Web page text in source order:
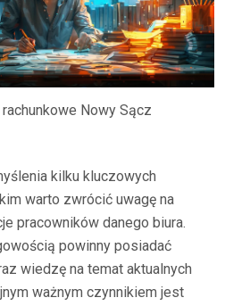
rachunkowe Nowy Sącz
kilku kluczowych
warto zwrócić uwagę na
pracowników danego biura.
powinny posiadać
wiedzę na temat aktualnych
ważnym czynnikiem jest